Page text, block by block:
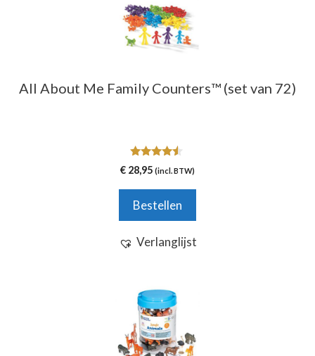
All About Me Family Counters™ (set van 72)
4.33
van 5
€ 28,95 (incl. BTW)
Bestellen
Verlanglijst